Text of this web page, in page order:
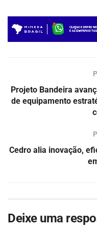
Projeto Bandeira
de equipamento
Cedro alia inovação,
Deixe uma